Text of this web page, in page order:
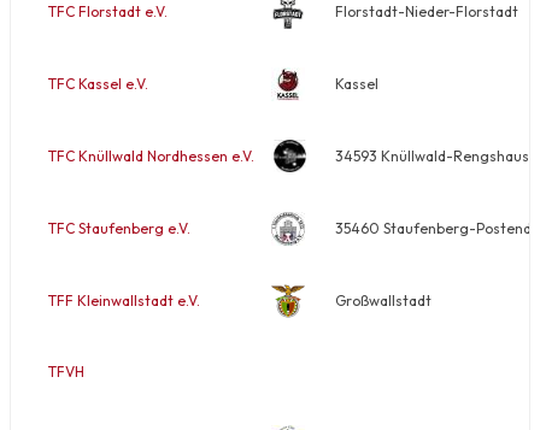
TFC Florstadt e.V. Florstadt-Nieder-Florstadt
TFC Kassel e.V. Kassel
TFC Knüllwald Nordhessen e.V. 34593 Knüllwald-
TFC Staufenberg e.V. 35460 Staufenberg-
TFF Kleinwallstadt e.V. Großwallstadt
TFVH